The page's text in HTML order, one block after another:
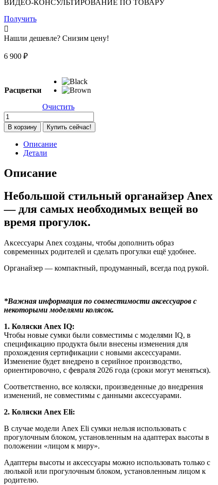
ВИДЕО-КОНСУЛЬТИРОВАНИЕ ПО ТОВАРУ
Получить
Нашли дешевле? Снизим цену!
6 900 ₽
Расцветки
Очистить
Количество
товара
Сумка-
органайзер
Anex,
Brown
В корзину Купить сейчас!
Описание
Детали
Описание
Небольшой стильный органайзер Anex
— для самых необходимых вещей во
время прогулок.
Аксессуары Anex созданы, чтобы дополнить образ
современных родителей и сделать прогулки ещё удобнее.
Органайзер — компактный, продуманный, всегда под рукой.
*Важная информация по совместимости аксессуаров с
некоторыми моделями колясок.
1. Коляски Anex IQ:
Чтобы новые сумки были совместимы с моделями IQ, в
спецификацию продукта были внесены изменения для
прохождения сертификации с новыми аксессуарами.
Изменение будет внедрено в серийное производство,
ориентировочно, с февраля 2026 года (сроки могут меняться).
Соответственно, все коляски, произведенные до внедрения
изменений, не совместимы с данными аксессуарами.
2. Коляски Anex Eli:
В случае модели Anex Eli сумки нельзя использовать с
прогулочным блоком, установленным на адаптерах высоты в
положении «лицом к миру».
Адаптеры высоты и аксессуары можно использовать только с
люлькой или прогулочным блоком, установленным лицом к
родителю.